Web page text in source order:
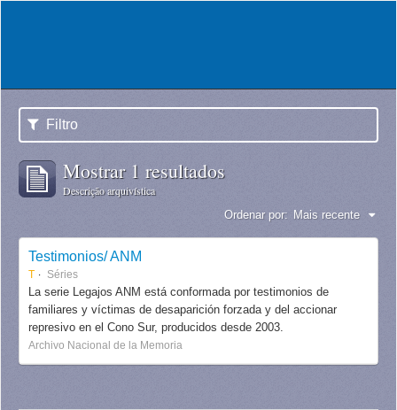
Filtro
Mostrar 1 resultados
Descrição arquivística
Ordenar por: Mais recente
Testimonios/ ANM
T Séries
La serie Legajos ANM está conformada por testimonios de
familiares y víctimas de desaparición forzada y del accionar
represivo en el Cono Sur, producidos desde 2003.
Archivo Nacional de la Memoria